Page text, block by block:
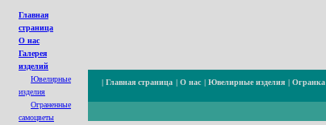
Главная
страница
О нас
Галерея
изделий
Ювелирные
изделия
Ограненные
cамоцветы
| Главная страница | О нас | Ювелирные изделия | Огранка